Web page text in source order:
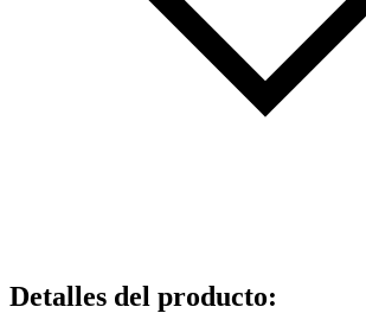
Detalles del producto: